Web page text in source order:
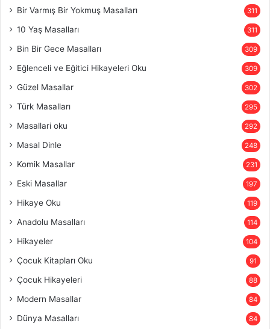
Bir Varmış Bir Yokmuş Masalları 311
10 Yaş Masalları 311
Bin Bir Gece Masalları 309
Eğlenceli ve Eğitici Hikayeleri Oku 309
Güzel Masallar 302
Türk Masalları 295
Masallari oku 292
Masal Dinle 248
Komik Masallar 231
Eski Masallar 197
Hikaye Oku 119
Anadolu Masalları 114
Hikayeler 104
Çocuk Kitapları Oku 91
Çocuk Hikayeleri 88
Modern Masallar 84
Dünya Masalları 84